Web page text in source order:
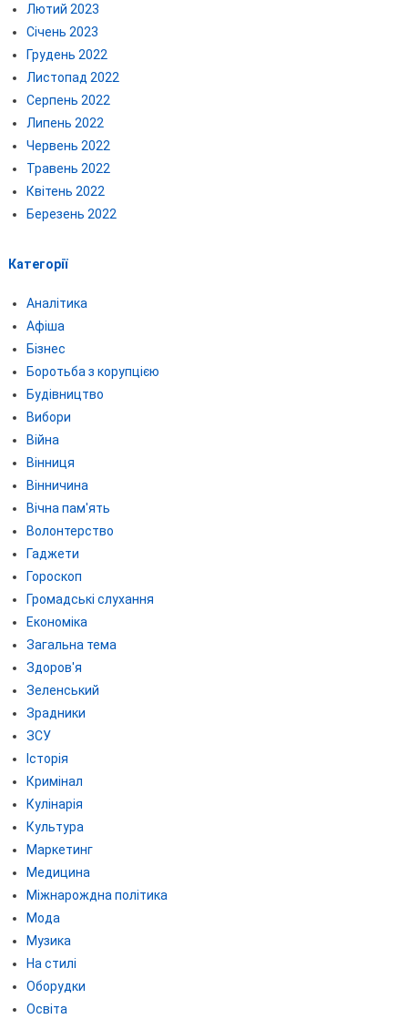
Лютий 2023
Січень 2023
Грудень 2022
Листопад 2022
Серпень 2022
Липень 2022
Червень 2022
Травень 2022
Квітень 2022
Березень 2022
Категорії
Аналітика
Афіша
Бізнес
Боротьба з корупцією
Будівництво
Вибори
Війна
Вінниця
Вінничина
Вічна пам'ять
Волонтерство
Гаджети
Гороскоп
Громадські слухання
Економіка
Загальна тема
Здоров'я
Зеленський
Зрадники
ЗСУ
Історія
Кримінал
Кулінарія
Культура
Маркетинг
Медицина
Міжнарождна політика
Мода
Музика
На стилі
Оборудки
Освіта